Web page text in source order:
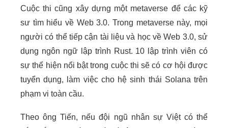
Cuộc thi cũng xây dựng một metaverse để các kỹ
sư tìm hiểu về Web 3.0. Trong metaverse này, mọi
người có thể tiếp cận tài liệu và học về Web 3.0, sử
dụng ngôn ngữ lập trình Rust. 10 lập trình viên có
sự thể hiện nổi bật trong cuộc thi sẽ có cơ hội được
tuyển dụng, làm việc cho hệ sinh thái Solana trên
phạm vi toàn cầu.
Theo ông Tiến, nếu đội ngũ nhân sự Việt có thể